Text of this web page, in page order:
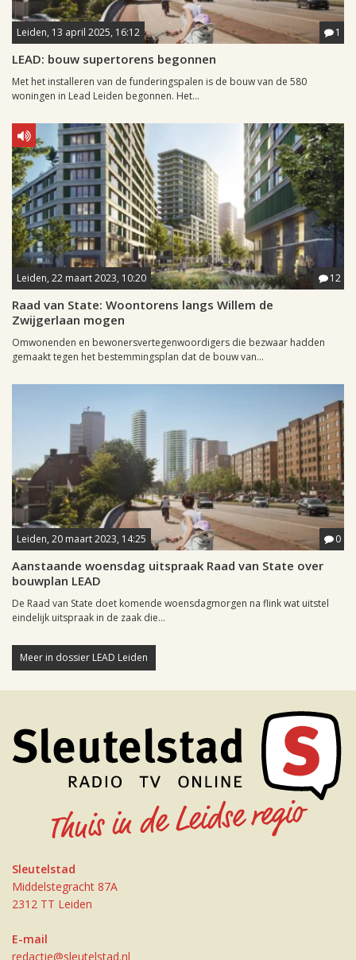
Leiden, 13 april 2025, 16:12 1
LEAD: bouw supertorens begonnen
Met het installeren van de funderingspalen is de bouw van de 580
woningen in Lead Leiden begonnen. Het...
Leiden, 22 maart 2023, 10:20 12
Raad van State: Woontorens langs Willem de
Zwijgerlaan mogen
Omwonenden en bewonersvertegenwoordigers die bezwaar hadden
gemaakt tegen het bestemmingsplan dat de bouw van...
Leiden, 20 maart 2023, 14:25 0
Aanstaande woensdag uitspraak Raad van State over
bouwplan LEAD
De Raad van State doet komende woensdagmorgen na flink wat uitstel
eindelijk uitspraak in de zaak die...
Meer in dossier LEAD Leiden
Sleutelstad
Middelstegracht 87A
2312 TT Leiden
E-mail
redactie@sleutelstad.nl